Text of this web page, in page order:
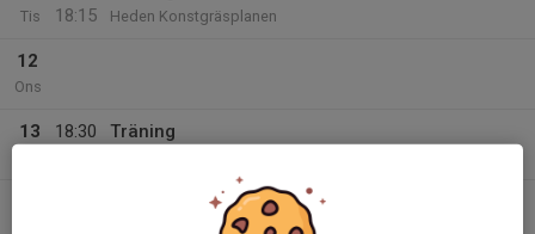
Tis
18:15
Heden Konstgräsplanen
12
Ons
13
18:30
Träning